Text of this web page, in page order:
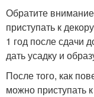
Обратите
приступать к
1 год после сдачи
дать усадку и
После того, как
можно приступать